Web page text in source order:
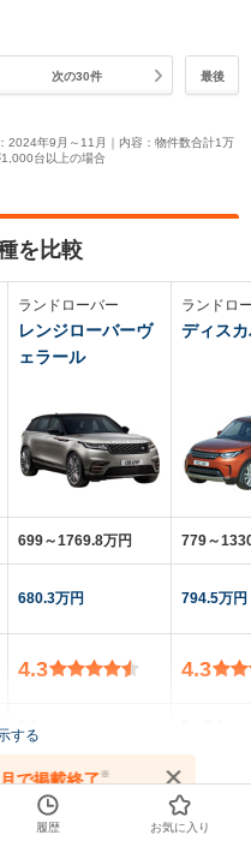
次の30件 最後
2024年9月～11月｜内容：物件数合計1万
台以上の場合
を比較
ランドローバー
レンジローバーヴ
ェラール
699～1769.8万円
680.3万円
4.3
5人
5ドア
全高
ランドロ
ディス
779～
794.5万円
4.3
する
きのクルマ
で掲載終了※
わせください
履歴 お気に入り